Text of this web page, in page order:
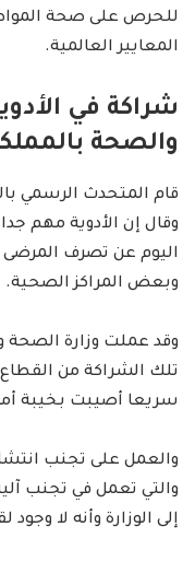
للحرص على صحة
المعايير العالمية.
شراكة في
والصحة
قام المتحدث الرسمي
وقال إن الأدوية مهم
اليوم عن تصرف
وبعض المراكز الصحية.
وقد عملت وزارة
تلك الشراكة من
سريعا أصيبت بخيبة
والعمل على تجنب
والتي تعمل في تجنب
إلى الوزارة وأنه لا